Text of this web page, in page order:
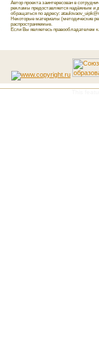
Автор проекта заинтересован в
рекламы предоставляется надёжным и
обращаться по адресу:
Некоторые материалы (методические
распространяемые.
Если Вы являетесь правообладателем